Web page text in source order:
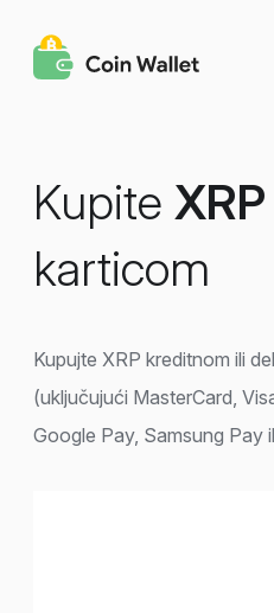
Kupite XRP
karticom
Kupujte XRP kreditnom ili
(uključujući MasterCard,
Google Pay, Samsung Pay